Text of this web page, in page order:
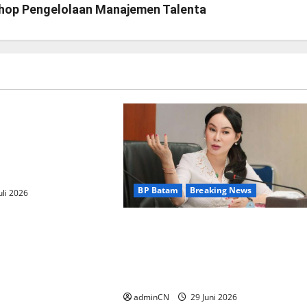
Pengelolaan Manajemen Talenta
2026 BP Batam Breaking News
adminCN 29 Juni 2026